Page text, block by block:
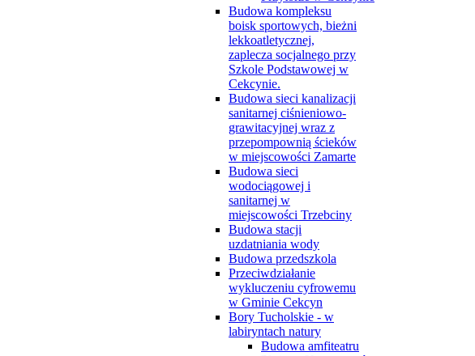
Budowa kompleksu
boisk sportowych, bieżni
lekkoatletycznej,
zaplecza socjalnego przy
Szkole Podstawowej w
Cekcynie.
Budowa sieci kanalizacji
sanitarnej ciśnieniowo-
grawitacyjnej wraz z
przepompownią ścieków
w miejscowości Zamarte
Budowa sieci
wodociągowej i
sanitarnej w
miejscowości Trzebciny
Budowa stacji
uzdatniania wody
Budowa przedszkola
Przeciwdziałanie
wykluczeniu cyfrowemu
w Gminie Cekcyn
Bory Tucholskie - w
labiryntach natury
Budowa amfiteatru